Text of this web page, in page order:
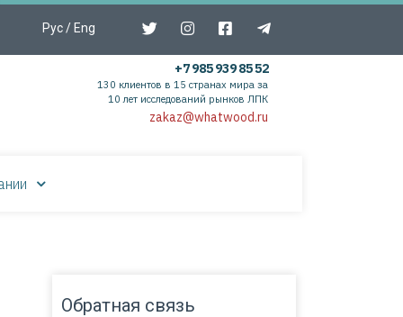
Рус/ Eng
+7 985 939 85 52
130 клиентов в 15 странах мира за
10 лет исследований рынков ЛПК
zakaz@whatwood.ru
Обратная связь